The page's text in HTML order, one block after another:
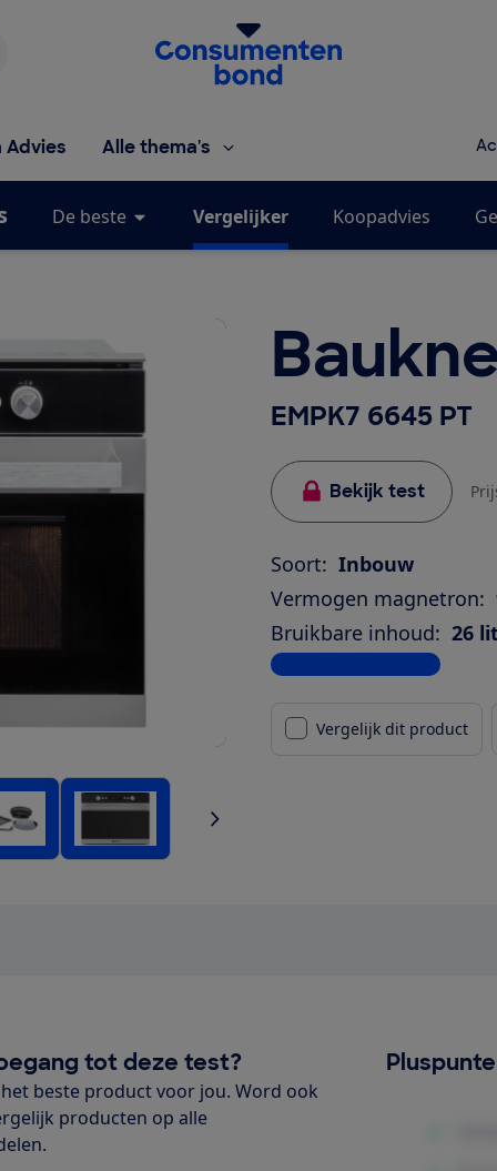
Homepage van de Consumentenbond
Advies Alle thema's
De beste Vergelijker Koopadvies
EMPK7 6645 PT
Bekijk test
Soort: Inbouw
Vermogen magnetron:
Bruikbare inhoud: 26
Bekijk alle specificaties
Vergelijk dit product
tot deze test?
beste product voor jou. Word ook
producten op alle